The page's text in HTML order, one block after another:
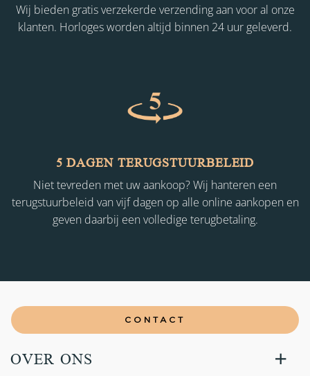
Wij bieden gratis verzekerde verzending aan voor al onze
klanten. Horloges worden altijd binnen 24 uur geleverd.
5 DAGEN TERUGSTUURBELEID
Niet tevreden met uw aankoop? Wij hanteren een
terugstuurbeleid van vijf dagen op alle online aankopen en
geven daarbij een volledige terugbetaling.
CONTACT
OVER ONS